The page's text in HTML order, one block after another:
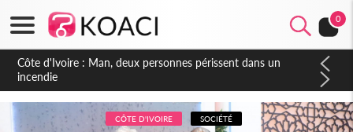
0
Côte d'Ivoire : Séileu, la célébration de la fête nationale
transformée en vaste campagne contre les produits
dépigmentants dangereux
CÔTE D'IVOIRE SOCIÉTÉ